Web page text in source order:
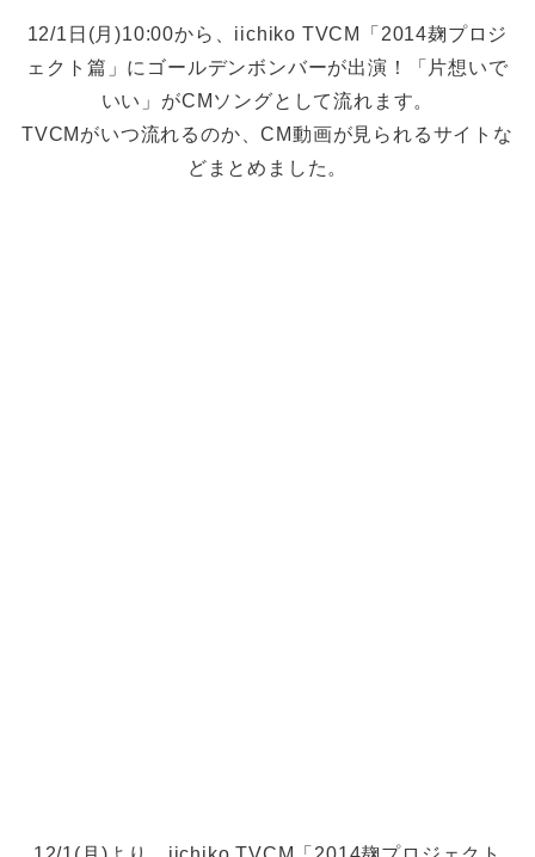
12/1日(月)10:00から、iichiko TVCM「2014麹プロジ
ェクト篇」にゴールデンボンバーが出演！「片想いで
いい」がCMソングとして流れます。
TVCMがいつ流れるのか、CM動画が見られるサイトな
どまとめました。